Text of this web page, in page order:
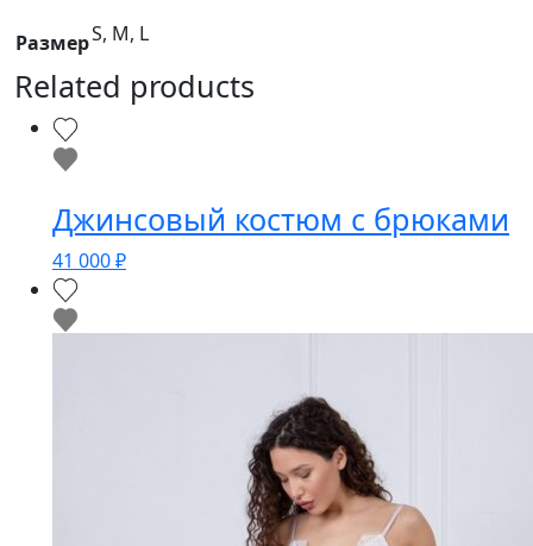
РазмерS, M, L
Related products
Джинсовый костюм с брюками
41 000₽